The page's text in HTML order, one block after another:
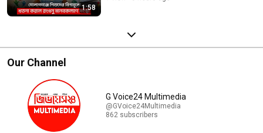
1:58
Our Channel
G Voice24 Multimedia
@GVoice24Multimedia
862 subscribers